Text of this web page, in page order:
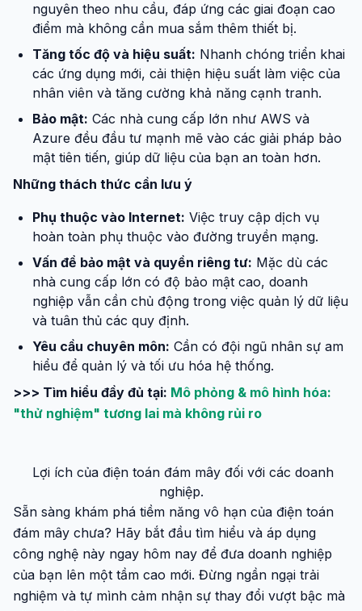
nguyên theo nhu cầu, đáp ứng các giai đoạn cao
điểm mà không cần mua sắm thêm thiết bị.
Tăng tốc độ và hiệu suất: Nhanh chóng triển khai
các ứng dụng mới, cải thiện hiệu suất làm việc của
nhân viên và tăng cường khả năng cạnh tranh.
Bảo mật: Các nhà cung cấp lớn như AWS và
Azure đều đầu tư mạnh mẽ vào các giải pháp bảo
mật tiên tiến, giúp dữ liệu của bạn an toàn hơn.
Những thách thức cần lưu ý
Phụ thuộc vào Internet: Việc truy cập dịch vụ
hoàn toàn phụ thuộc vào đường truyền mạng.
Vấn đề bảo mật và quyền riêng tư: Mặc dù các
nhà cung cấp lớn có độ bảo mật cao, doanh
nghiệp vẫn cần chủ động trong việc quản lý dữ liệu
và tuân thủ các quy định.
Yêu cầu chuyên môn: Cần có đội ngũ nhân sự am
hiểu để quản lý và tối ưu hóa hệ thống.
>>> Tìm hiểu đầy đủ tại: Mô phỏng & mô hình hóa:
"thử nghiệm" tương lai mà không rủi ro